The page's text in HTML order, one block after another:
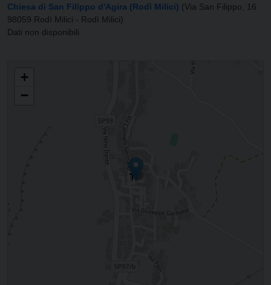
Chiesa di San Filippo d'Agira (Rodì Milici) (Via San Filippo, 16
98059 Rodì Milici - Rodì Milici)
Dati non disponibili
PARROCCHIA DI SANTA MARIA IMMACOLATA E SANTI BARTOLOMEO E
GIOVANNI BATTISTA
+
−